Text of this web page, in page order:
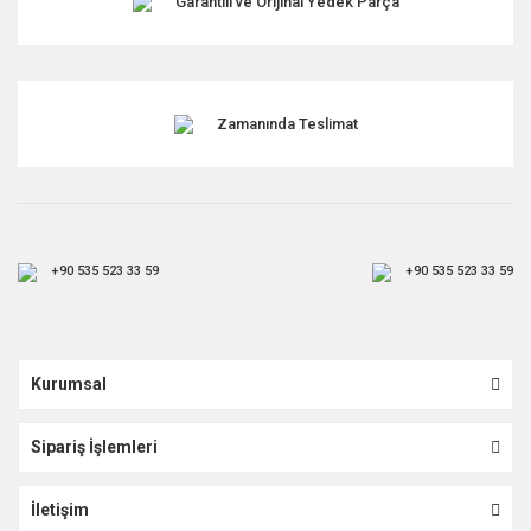
Zamanında Teslimat
+90 535 523 33 59 +90 535 523 33 59
Kurumsal
Sipariş İşlemleri
İletişim